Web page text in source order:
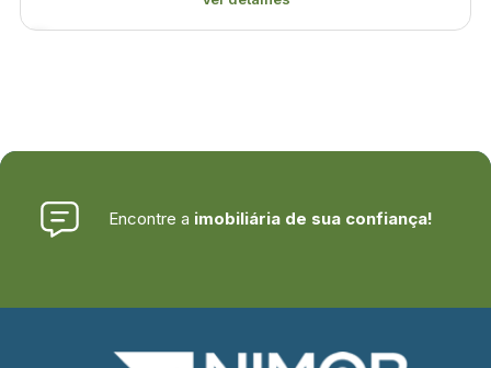
Encontre a imobiliária de sua confiança!